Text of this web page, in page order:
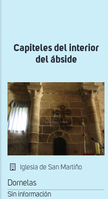
navegación
Capiteles del interior
del ábside
Iglesia de San Martiño
Dornelas
Sin información